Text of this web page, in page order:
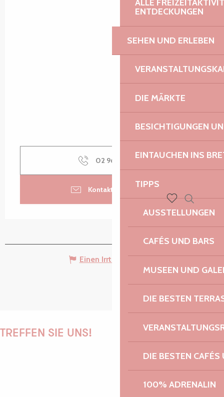
ALLE
ENTDECKUNGEN
SEHEN UND ERLEBEN
DIE MÄRKTE
BESICHTIGUNGEN
EINTAUCHEN INS
TIPPS
AUSSTELLUNGEN
CAFÉS UND BARS
MUSEEN UND
DIE BESTEN
DIE BESTEN
100% ADRENALIN
Voir les favoris
Suche
02 96 46 62▒▒
Kontaktieren Sie uns
Einen Irrtum angeben
TREFFEN SIE UNS!
PAULINE